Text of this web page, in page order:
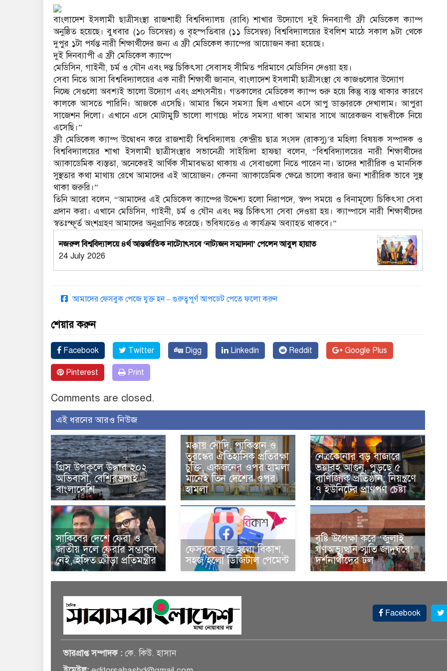
বাংলাদেশ ইসলামী ছাত্রীসংস্থা রাজশাহী বিশ্ববিদ্যালয় (রাবি) শাখার উদ্যোগে দুই দিনব্যাপী ফ্রী মেডিকেল ক্যাম্প
অনুষ্ঠিত হয়েছে। বুধবার (১০ ডিসেম্বর) ও বৃহস্পতিবার (১১ ডিসেম্বর) বিশ্ববিদ্যালয়ের ইবলিশ মাঠে সকাল ৯টা থেকে
দুপুর ১টা পর্যন্ত নারী শিক্ষার্থীদের জন্য এ ফ্রী মেডিকেল ক্যাম্পের আয়োজন করা হয়েছে।
দুই দিনব্যাপী এ ফ্রী মেডিকেল ক্যাম্পে
মেডিসিন, গাইনী, চর্ম ও যৌন এবং দন্ত চিকিৎসা সেবাসহ সীমিত পরিমাণে মেডিসিন দেওয়া হয়।
সেবা নিতে আসা বিশ্ববিদ্যালয়ের এক নারী শিক্ষার্থী জানান, বাংলাদেশ ইসলামী ছাত্রীসংস্থা যে কাজগুলোর উদ্যোগ
নিচ্ছে সেগুলো অবশ্যই ভালো উদ্যোগ এবং প্রশংসনীয়। গতকালের মেডিকেল ক্যাম্প শুরু হয়ে কিন্তু ব্যস্ত থাকার কারণে
কালকে আসতে পারিনি। আজকে এসেছি। আমার স্কিনে সমস্যা ছিল এখানে এসে আপু ডাক্তারকে দেখালাম। আপুরা
সাজেশন দিলো। এখানে এসে মোটামুটি ভালো লাগছে৷ দাঁতে সমস্যা থাকা আমার সাথে আরেকজন বান্ধবীকে নিয়ে
এসেছি।”
ফ্রী মেডিকেল ক্যাম্প উদ্বোধন করে রাজশাহী বিশ্ববিদ্যালয় কেন্দ্রীয় ছাত্র সংসদ (রাকসু)’র মহিলা বিষয়ক সম্পাদক ও
বিশ্ববিদ্যালয়ের শাখা ইসলামী ছাত্রীসংস্থার সভানেত্রী সাইয়িদা হাফছা বলেন, “বিশ্ববিদ্যালয়ের নারী শিক্ষার্থীদের
অ্যাকাডেমিক ব্যস্ততা, অনেকেরই আর্থিক সীমাবদ্ধতা থাকায় এ সেবাগুলো নিতে পারেন না। তাদের শারীরিক ও মানসিক
সুস্থতার কথা মাথায় রেখে আমাদের এই আয়োজন। কেননা অ্যাকাডেমিক ক্ষেত্রে ভালো করার জন্য শারীরিক ভাবে সুস্থ
থাকা জরুরি।”
তিনি আরো বলেন, “আমাদের এই মেডিকেল ক্যাম্পের উদ্দেশ্য হলো নিরাপদে, স্বল্প সময়ে ও বিনামূল্যে চিকিৎসা সেবা
প্রদান করা। এখানে মেডিসিন, গাইনী, চর্ম ও যৌন এবং দন্ত চিকিৎসা সেবা দেওয়া হয়। ক্যাম্পাসে নারী শিক্ষার্থীদের
স্বতঃস্ফূর্ত অংশগ্রহণ আমাদের অনুপ্রাণিত করেছে। ভবিষ্যতেও এ কার্যক্রম অব্যাহত থাকবে।”
নজরুল বিশ্ববিদ্যালয়ে ৪র্থ আন্তর্জাতিক নাট্যোৎসবে ‘নাট্যজন সম্মাননা’ পেলেন আবুল হায়াত
24 July 2026
আমাদের ফেসবুক পেজে যুক্ত হন – গুরুত্বপূর্ণ আপডেট পেতে ফলো করুন
শেয়ার করুন
Facebook Twitter Digg Linkedin Reddit Google Plus
Pinterest Print
Comments are closed.
এই ধরনের আরও নিউজ
গ্রিস উপকূলে উদ্ধার ২০২
অভিবাসী, বেশিরভাগই
বাংলাদেশি
মক্কায় সৌদি, পাকিস্তান ও
তুরস্কের ঐতিহাসিক প্রতিরক্ষা
চুক্তি, একজনের ওপর হামলা
মানেই তিন দেশের ওপর
হামলা
নেত্রকোনার বড় বাজারে
ভয়াবহ আগুন, পুড়ছে ৫
বাণিজ্যিক প্রতিষ্ঠান; নিয়ন্ত্রণে
৭ ইউনিটের প্রাণপণ চেষ্টা
সাকিবের দেশে ফেরা ও
জাতীয় দলে ফেরার সম্ভাবনা
নেই, ইঙ্গিত ক্রীড়া প্রতিমন্ত্রীর
ফেসবুকে যুক্ত হলো বিকাশ,
সহজ হলো ডিজিটাল পেমেন্ট
বৃষ্টি উপেক্ষা করে ‘জুলাই
গণঅভ্যুত্থান স্মৃতি জাদুঘরে’
দর্শনার্থীদের ঢল
Facebook
ভারপ্রাপ্ত সম্পাদক : কে. কিউ. হাসান